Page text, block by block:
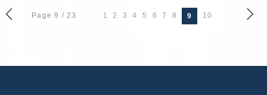
Page 9 / 23 1 2 3 4 5 6 7 8 9 10